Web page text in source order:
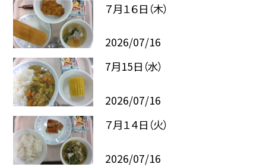
７月１６日（木）
2026/07/16
7月15日（水）
2026/07/16
７月１４日（火）
2026/07/16